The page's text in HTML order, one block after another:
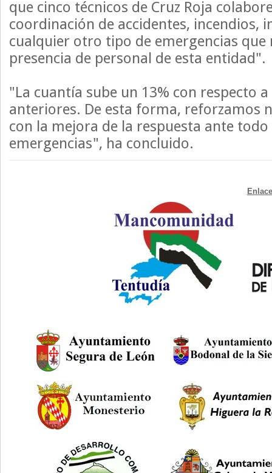
que cinco técnicos de Cruz Roja
coordinación de accidentes, incendios,
cualquier otro tipo de emergencias que
presencia de personal de esta entidad".
"La cuantía sube un 13% con respecto
anteriores. De esta forma, reforzamos
con la mejora de la respuesta ante
emergencias", ha concluido.